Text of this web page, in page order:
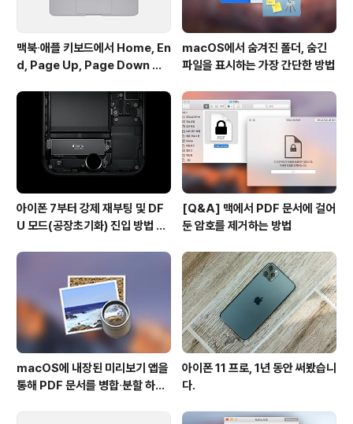
맥북∙애플 키보드에서 Home, En
d, Page Up, Page Down 키
macOS에서 숨겨진 폴더, 숨긴
파일을 표시하는 가장 간단한 방법
아이폰 7부터 강제 재부팅 및 DF
U 모드(공장초기화) 진입 방법 변
[Q&A] 맥에서 PDF 문서에 걸어
둔 암호를 제거하는 방법
macOS에 내장된 미리보기 앱을
통해 PDF 문서를 병합∙분할 하는
아이폰 11 프로, 1년 동안 써봤습니
다.